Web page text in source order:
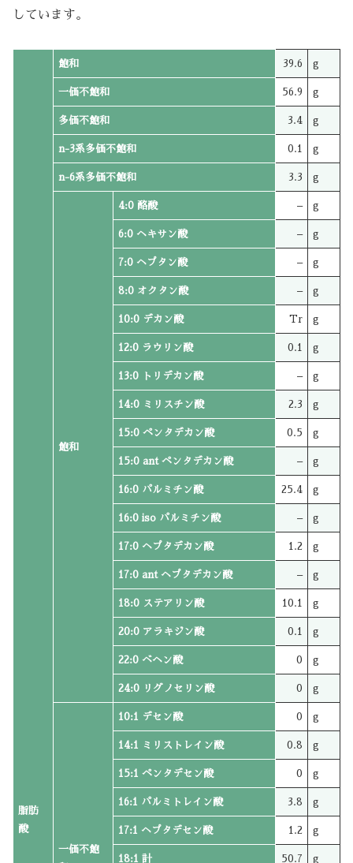
しています。
脂肪
酸
飽和 39.6 g
一価不飽和 56.9 g
多価不飽和 3.4 g
n-3系多価不飽和 0.1 g
n-6系多価不飽和 3.3 g
飽和
4:0 酪酸 – g
6:0 ヘキサン酸 – g
7:0 ヘプタン酸 – g
8:0 オクタン酸 – g
10:0 デカン酸 Tr g
12:0 ラウリン酸 0.1 g
13:0 トリデカン酸 – g
14:0 ミリスチン酸 2.3 g
15:0 ペンタデカン酸 0.5 g
15:0 ant ペンタデカン酸 – g
16:0 パルミチン酸 25.4 g
16:0 iso パルミチン酸 – g
17:0 ヘプタデカン酸 1.2 g
17:0 ant ヘプタデカン酸 – g
18:0 ステアリン酸 10.1 g
20:0 アラキジン酸 0.1 g
22:0 ベヘン酸 0 g
24:0 リグノセリン酸 0 g
一価不飽
10:1 デセン酸 0 g
14:1 ミリストレイン酸 0.8 g
15:1 ペンタデセン酸 0 g
16:1 パルミトレイン酸 3.8 g
17:1 ヘプタデセン酸 1.2 g
18:1 計 50.7 g